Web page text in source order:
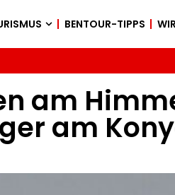
BENTOUR-TIPPS
am
am